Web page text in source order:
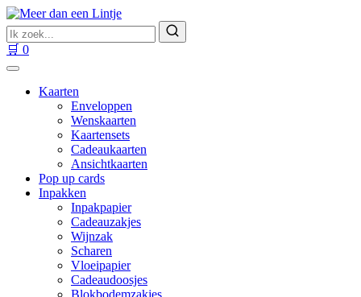
Ga
naar
inhoud
Zoek
naar
producten
Zoeken
🛒 0
Kaarten
Enveloppen
Wenskaarten
Kaartensets
Cadeaukaarten
Ansichtkaarten
Pop up cards
Inpakken
Inpakpapier
Cadeauzakjes
Wijnzak
Scharen
Vloeipapier
Cadeaudoosjes
Blokbodemzakjes